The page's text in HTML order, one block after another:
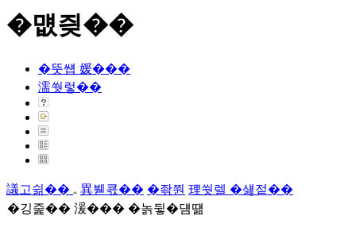
�먮즺��
�뚯썝 媛���
濡쒓렇��
議고쉶�� 異붿쿇�� �좎쭨 理쒓렐 �섏젙��
�깅줉�� 湲��� �놁뒿�덈떎